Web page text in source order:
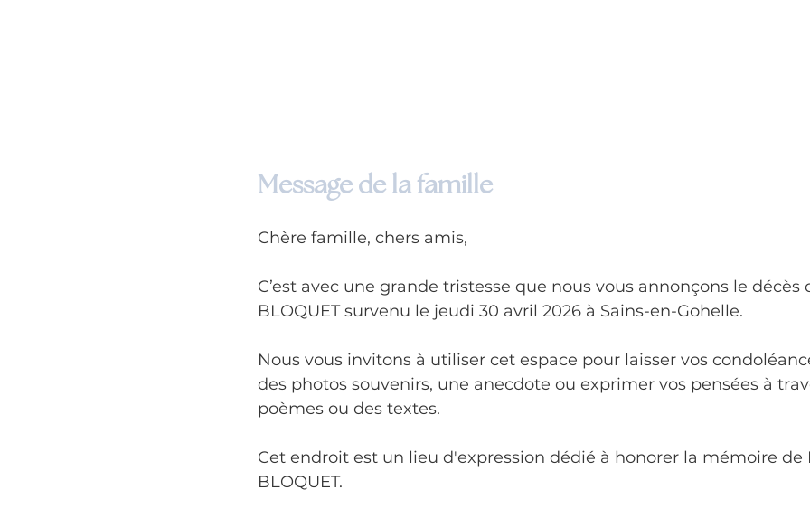
Message de la famille
Chère famille, chers amis,
C’est avec une grande tristesse que nous vous annonçons le décès
BLOQUET survenu le jeudi 30 avril 2026 à Sains-en-Gohelle.
Nous vous invitons à utiliser cet espace pour laisser vos
des photos souvenirs, une anecdote ou exprimer vos pensées à
poèmes ou des textes.
Cet endroit est un lieu d'expression dédié à honorer la mémoire de
BLOQUET.